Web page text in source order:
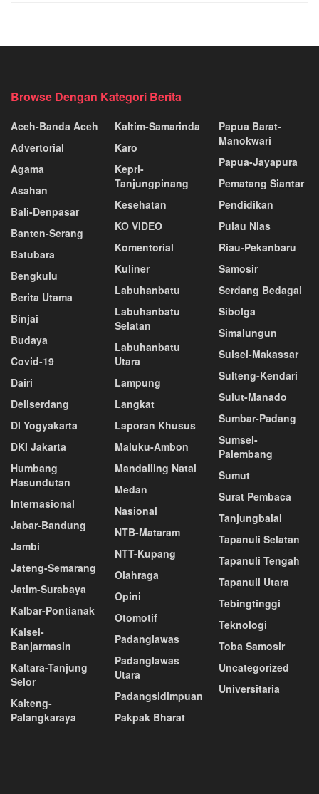
Browse Dengan Kategori Berita
Aceh-Banda Aceh
Advertorial
Agama
Asahan
Bali-Denpasar
Banten-Serang
Batubara
Bengkulu
Berita Utama
Binjai
Budaya
Covid-19
Dairi
Deliserdang
DI Yogyakarta
DKI Jakarta
Humbang
Hasundutan
Internasional
Jabar-Bandung
Jambi
Jateng-Semarang
Jatim-Surabaya
Kalbar-Pontianak
Kalsel-
Banjarmasin
Kaltara-Tanjung
Selor
Kalteng-
Palangkaraya
Kaltim-Samarinda
Karo
Kepri-
Tanjungpinang
Kesehatan
KO VIDEO
Komentorial
Kuliner
Labuhanbatu
Labuhanbatu
Selatan
Labuhanbatu
Utara
Lampung
Langkat
Laporan Khusus
Maluku-Ambon
Mandailing Natal
Medan
Nasional
NTB-Mataram
NTT-Kupang
Olahraga
Opini
Otomotif
Padanglawas
Padanglawas
Utara
Padangsidimpuan
Pakpak Bharat
Papua Barat-
Manokwari
Papua-Jayapura
Pematang Siantar
Pendidikan
Pulau Nias
Riau-Pekanbaru
Samosir
Serdang Bedagai
Sibolga
Simalungun
Sulsel-Makassar
Sulteng-Kendari
Sulut-Manado
Sumbar-Padang
Sumsel-
Palembang
Sumut
Surat Pembaca
Tanjungbalai
Tapanuli Selatan
Tapanuli Tengah
Tapanuli Utara
Tebingtinggi
Teknologi
Toba Samosir
Uncategorized
Universitaria